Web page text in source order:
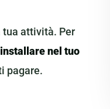
tua attività. Per
nel tuo
pagare.